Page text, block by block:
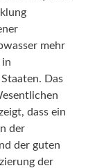
mehr
in
Das
dass ein
der
der guten
der